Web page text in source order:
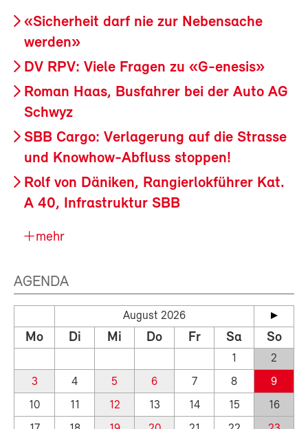
«Sicherheit darf nie zur Nebensache
werden»
DV RPV: Viele Fragen zu «G-enesis»
Roman Haas, Busfahrer bei der Auto AG
Schwyz
SBB Cargo: Verlagerung auf die Strasse
und Knowhow-Abfluss stoppen!
Rolf von Däniken, Rangierlokführer Kat.
A 40, Infrastruktur SBB
mehr
AGENDA
August 2026
Mo Di Mi Do Fr Sa So
1
2
3
4 5 6 7 8
9
10
11 12 13 14 15
16